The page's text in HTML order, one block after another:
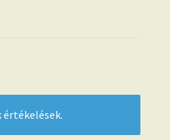
értékelések.